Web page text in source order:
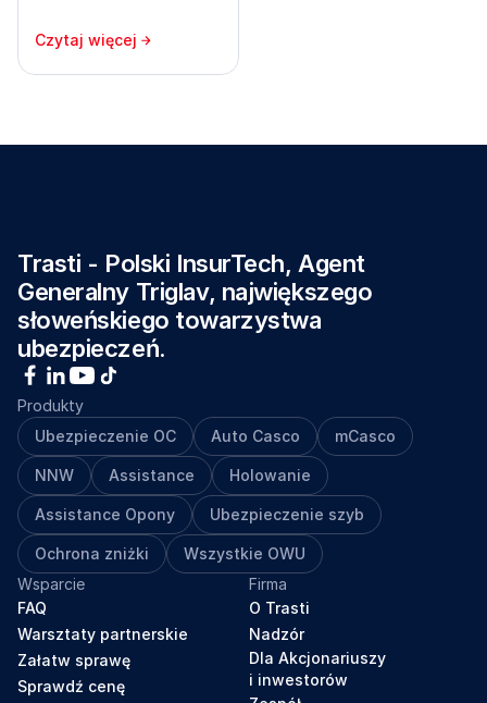
Czytaj więcej
Trasti - Polski InsurTech, Agent
Generalny Triglav, największego
słoweńskiego towarzystwa
ubezpieczeń.
Produkty
Ubezpieczenie OC
Auto Casco mCasco
NNW Assistance Holowanie
Assistance Opony Ubezpieczenie szyb
Ochrona zniżki
Wszystkie OWU
Wsparcie
FAQ
Warsztaty partnerskie
Załatw sprawę
Sprawdź cenę
Firma
O Trasti
Nadzór
Dla Akcjonariuszy
i inwestorów